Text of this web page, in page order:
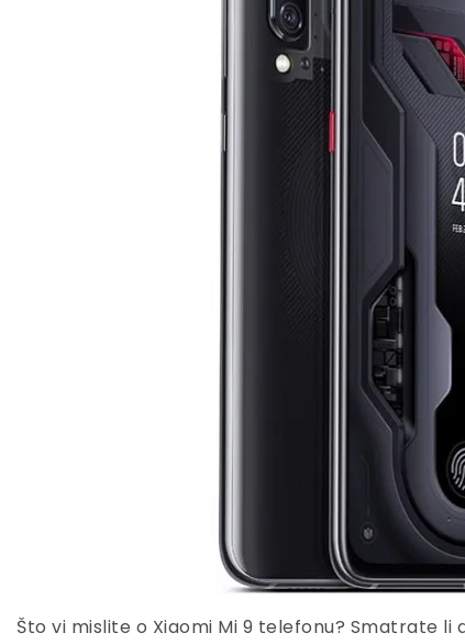
Što vi mislite o Xiaomi Mi 9 telefonu? Smatrate li